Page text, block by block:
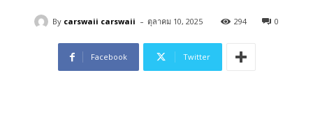
By carswaii carswaii - ตุลาคม 10, 2025 294 0
Facebook Twitter